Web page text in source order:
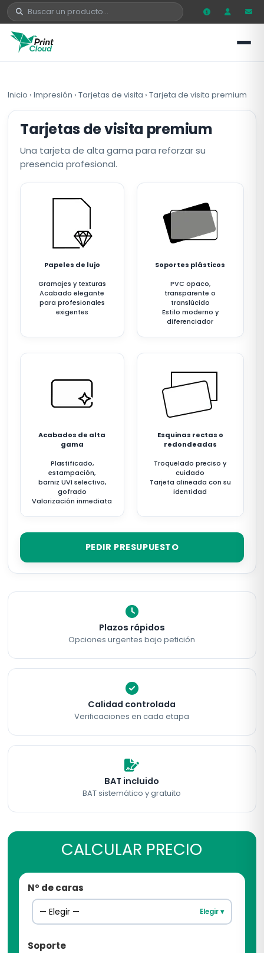
Inicio ›Impresión ›Tarjetas de visita ›Tarjeta de visita premium
Tarjetas de visita premium
Una tarjeta de alta gama para reforzar su
presencia profesional.
Papeles de lujo
Gramajes y texturas
Acabado elegante
para profesionales
exigentes
Soportes plásticos
PVC opaco,
transparente o
translúcido
Estilo moderno y
diferenciador
Acabados de alta
gama
Plastificado,
estampación,
barniz UVI selectivo,
gofrado
Valorización inmediata
Esquinas rectas o
redondeadas
Troquelado preciso y
cuidado
Tarjeta alineada con su
identidad
PEDIR PRESUPUESTO
Plazos rápidos
Opciones urgentes bajo petición
Calidad controlada
Verificaciones en cada etapa
BAT incluido
BAT sistemático y gratuito
CALCULAR PRECIO
Nº de caras
— Elegir — Elegir ▾
Soporte